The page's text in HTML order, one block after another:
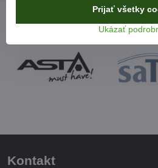
Kontakt
Ukázať
Prijať všetky